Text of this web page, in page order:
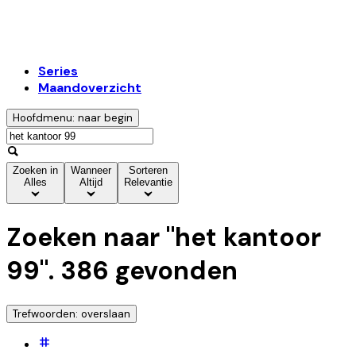
Series
Maandoverzicht
Hoofdmenu: naar begin
Zoeken in
Alles
Wanneer
Altijd
Sorteren
Relevantie
Zoeken naar "het kantoor
99". 386 gevonden
Trefwoorden: overslaan